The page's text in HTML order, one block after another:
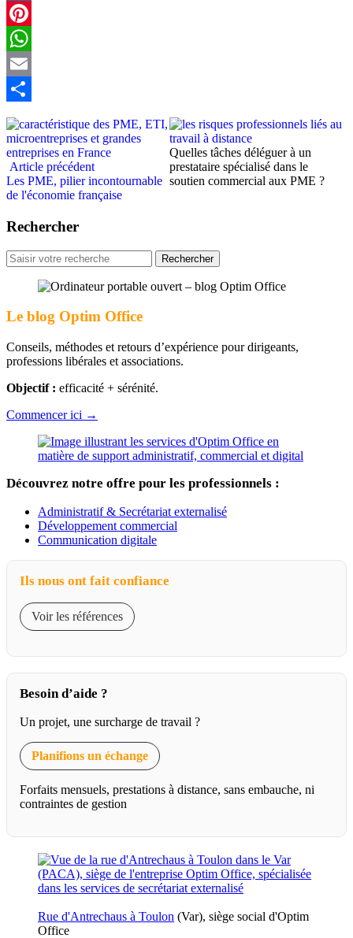
LinkedIn
Pinterest
WhatsApp
Email
Article précédent
Les PME, pilier incontournable
de l'économie française
Quelles tâches déléguer à un
prestataire spécialisé dans le
soutien commercial aux PME ?
Rechercher
Rechercher
pour
Le blog Optim Office
Conseils, méthodes et retours d’expérience pour dirigeants,
professions libérales et associations.
Objectif : efficacité + sérénité.
Commencer ici →
Découvrez notre offre pour les professionnels :
Administratif & Secrétariat externalisé
Développement commercial
Communication digitale
Ils nous ont fait confiance
Voir les références
Besoin d’aide ?
Un projet, une surcharge de travail ?
Planifions un échange
Forfaits mensuels, prestations à distance, sans embauche, ni
contraintes de gestion
Rue d'Antrechaus à Toulon (Var), siège social d'Optim
Office